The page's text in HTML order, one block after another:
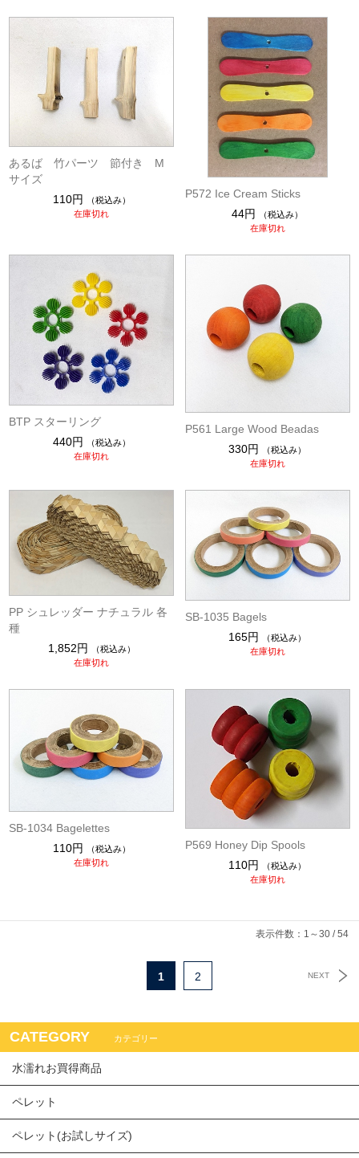
あるば 竹パーツ 節付き M
サイズ
110円
（税込み）
在庫切れ
P572 Ice Cream Sticks
44円
（税込み）
在庫切れ
BTP スターリング
440円
（税込み）
在庫切れ
P561 Large Wood Beadas
330円
（税込み）
在庫切れ
PP シュレッダー ナチュラル 各
種
1,852円
（税込み）
在庫切れ
SB-1035 Bagels
165円
（税込み）
在庫切れ
SB-1034 Bagelettes
110円
（税込み）
在庫切れ
P569 Honey Dip Spools
110円
（税込み）
在庫切れ
表示件数：1～30 / 54
NEXT
1 2
CATEGORY カテゴリー
水濡れお買得商品
ペレット
ペレット(お試しサイズ)